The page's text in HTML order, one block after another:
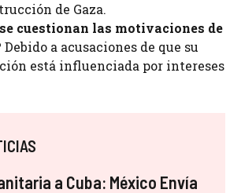
de Gaza.
se cuestionan las motivaciones de
Debido a acusaciones de que su
está influenciada por intereses
a Cuba: México Envía